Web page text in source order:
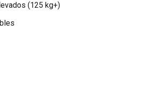
(125 kg+)